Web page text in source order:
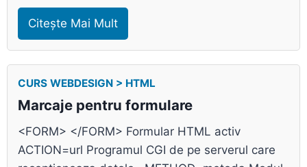
Citește Mai Mult
CURS WEBDESIGN > HTML
Marcaje pentru formulare
<FORM> </FORM> Formular HTML activ
ACTION=url Programul CGI de pe serverul care